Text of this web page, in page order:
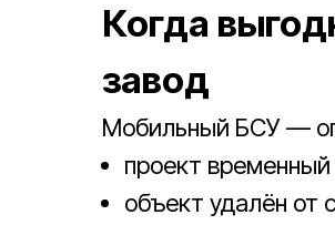
Когда
завод
Мобильный БСУ —
проект
объект удалён от